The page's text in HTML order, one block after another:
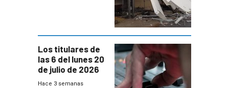
Los titulares de
las 6 del lunes 20
de julio de 2026
Hace 3 semanas